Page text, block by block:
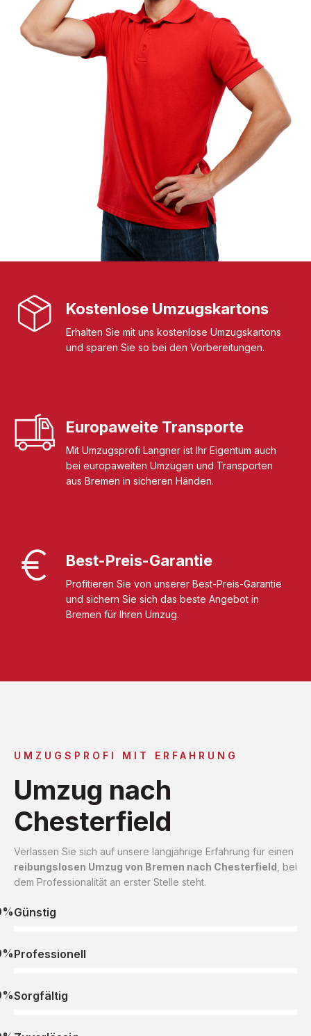
Kostenlose Umzugskartons
Erhalten Sie mit uns kostenlose Umzugskartons
und sparen Sie so bei den Vorbereitungen.
Europaweite Transporte
Mit Umzugsprofi Langner ist Ihr Eigentum auch
bei europaweiten Umzügen und Transporten
aus Bremen in sicheren Händen.
Best-Preis-Garantie
Profitieren Sie von unserer Best-Preis-Garantie
und sichern Sie sich das beste Angebot in
Bremen für Ihren Umzug.
UMZUGSPROFI MIT ERFAHRUNG
Umzug nach
Chesterfield
Verlassen Sie sich auf unsere langjährige Erfahrung für einen
reibungslosen Umzug von Bremen nach Chesterfield , bei
dem Professionalität an erster Stelle steht.
Günstig
Professionell
Sorgfältig